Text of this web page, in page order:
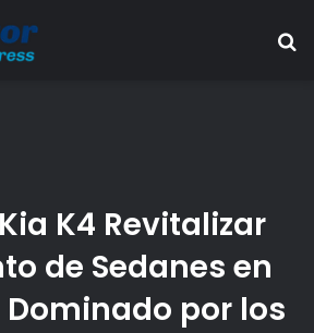
K4 Revitalizar
de Sedanes en
por los